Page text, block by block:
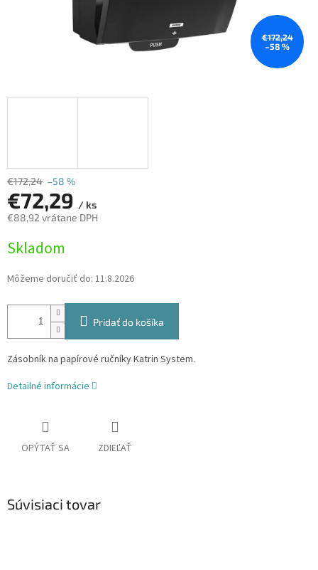
€172,24
–58 %
€172,24 –58 %
€72,29 / ks
€88,92 vrátane DPH
cena:
Skladom
Môžeme doručiť do: 11.8.2026
Pridať do košíka
Zásobník na papírové ručníky Katrin System.
Detailné informácie
OPÝTAŤ SA ZDIEĽAŤ
Súvisiaci tovar